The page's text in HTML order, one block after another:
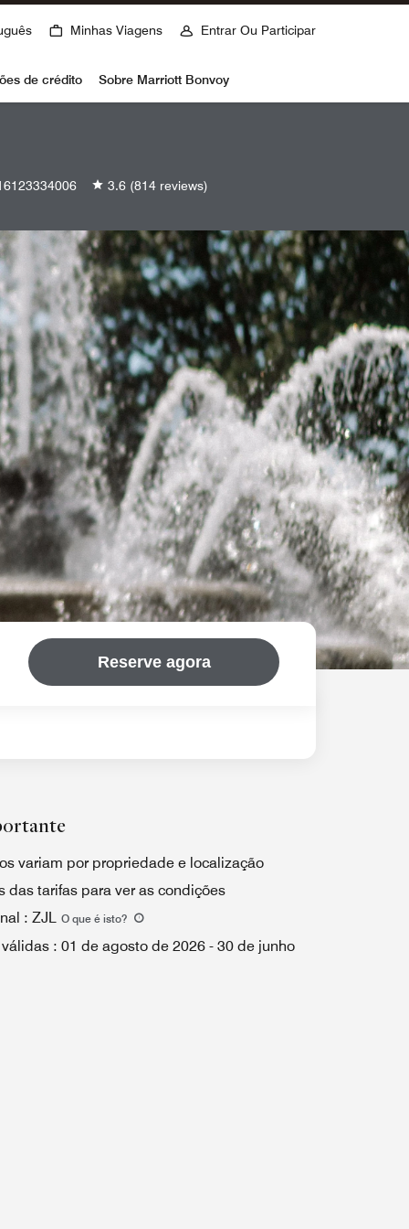
Minhas Viagens Entrar Ou Participar
de crédito Sobre Marriott Bonvoy
3.6 (814 reviews)
Reserve agora
variam por propriedade e localização
das tarifas para ver as condições
: ZJL O que é isto?
: 01 de agosto de 2026 - 30 de junho